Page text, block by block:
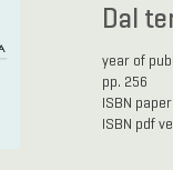
Dal
year of
pp. 256
ISBN
ISBN pdf